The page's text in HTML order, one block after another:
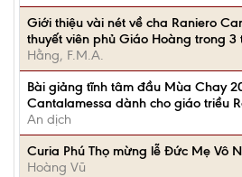
Giới thiệu vài nét về cha Raniero
thuyết viên phủ Giáo Hoàng trong 3
Hằng, F.M.A.
Bài giảng tĩnh tâm đầu Mùa Chay
Cantalamessa dành cho giáo triều
An dịch
Curia Phú Thọ mừng lễ Đức Mẹ Vô
Hoàng Vũ